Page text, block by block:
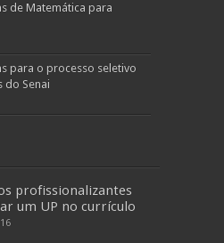
de Matemática para
para o processo seletivo
do Senai
profissionalizantes
um UP no currículo